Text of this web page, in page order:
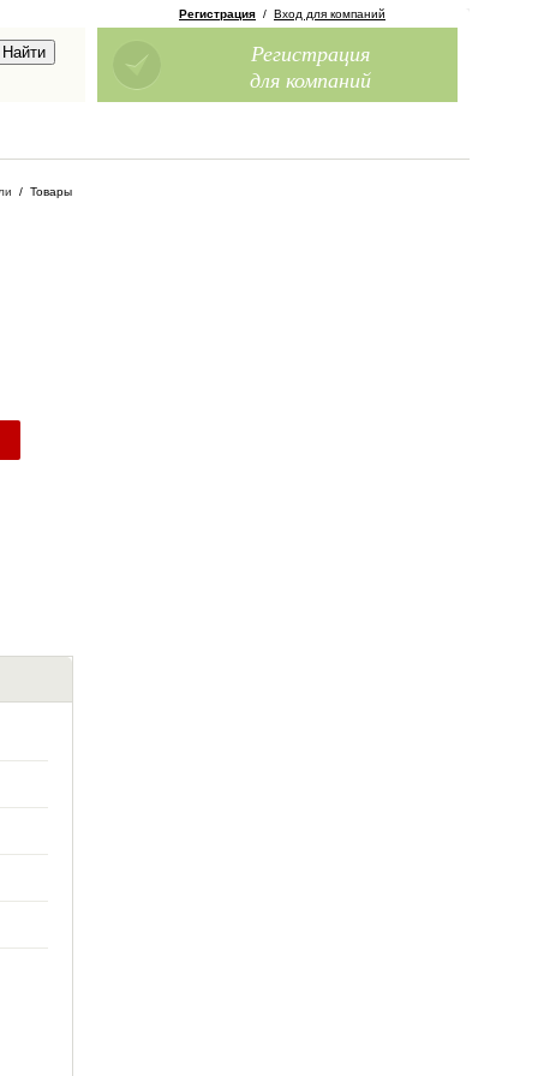
Регистрация / Вход для компаний
Регистрация
для компаний
/ Товары